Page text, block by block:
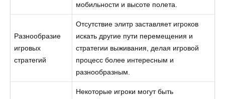
мобильности и высоте полета.
Разнообразие
игровых
стратегий
Отсутствие элитр заставляет игроков
искать другие пути перемещения и
стратегии выживания, делая игровой
процесс более интересным и
разнообразным.
Некоторые игроки могут быть